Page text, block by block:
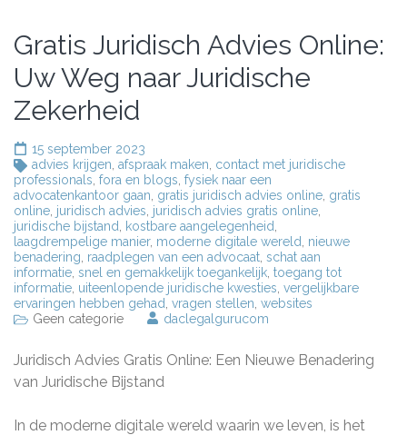
Gratis Juridisch Advies Online:
Uw Weg naar Juridische
Zekerheid
15 september 2023
advies krijgen afspraak maken contact met juridische
professionals fora en blogs fysiek naar een
advocatenkantoor gaan gratis juridisch advies online gratis
online juridisch advies juridisch advies gratis online
juridische bijstand
kostbare aangelegenheid
laagdrempelige manier, moderne digitale wereld
nieuwe
benadering raadplegen van een advocaat schat aan
informatie snel en gemakkelijk toegankelijk toegang tot
informatie uiteenlopende juridische kwesties vergelijkbare
ervaringen hebben gehad vragen stellen websites
Geen categorie
daclegalgurucom
Juridisch Advies Gratis Online: Een Nieuwe Benadering
van Juridische Bijstand
In de moderne digitale wereld waarin we leven, is het